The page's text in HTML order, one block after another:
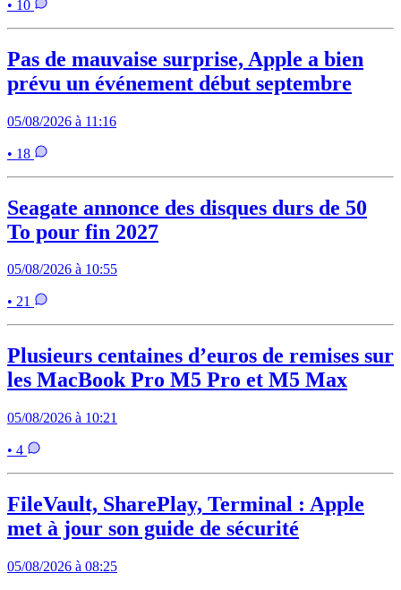
• 10
Pas de mauvaise surprise, Apple a bien
prévu un événement début septembre
05/08/2026 à 11:16
• 18
Seagate annonce des disques durs de 50
To pour fin 2027
05/08/2026 à 10:55
• 21
Plusieurs centaines d’euros de remises sur
les MacBook Pro M5 Pro et M5 Max
05/08/2026 à 10:21
• 4
FileVault, SharePlay, Terminal : Apple
met à jour son guide de sécurité
05/08/2026 à 08:25